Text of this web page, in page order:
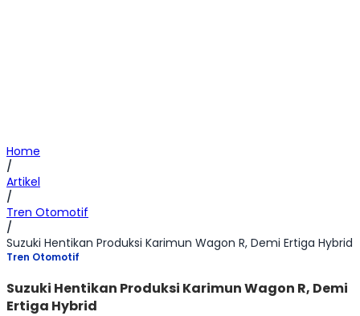
Home
/
Artikel
/
Tren Otomotif
/
Suzuki Hentikan Produksi Karimun Wagon R, Demi Ertiga Hybrid
Tren Otomotif
Suzuki Hentikan Produksi Karimun Wagon R, Demi
Ertiga Hybrid